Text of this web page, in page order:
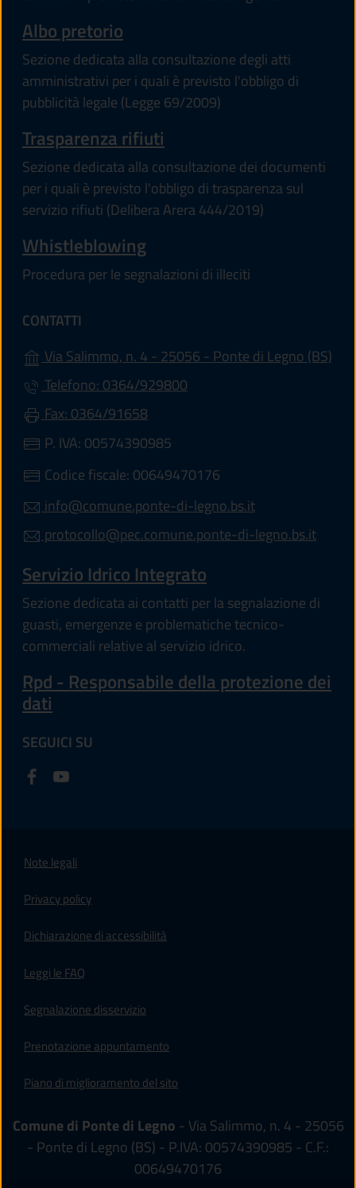
Albo pretorio
Sezione dedicata alla consultazione degli atti
amministrativi per i quali è previsto l'obbligo di
pubblicità legale (Legge 69/2009)
Trasparenza rifiuti
Sezione dedicata alla consultazione dei documenti
per i quali è previsto l'obbligo di trasparenza sul
servizio rifiuti (Delibera Arera 444/2019)
Whistleblowing
Procedura per le segnalazioni di illeciti
CONTATTI
Via Salimmo, n. 4 - 25056 - Ponte di Legno (BS)
Telefono: 0364/929800
Fax: 0364/91658
P. IVA: 00574390985
Codice fiscale: 00649470176
info@comune.ponte-di-legno.bs.it
protocollo@pec.comune.ponte-di-legno.bs.it
Servizio Idrico Integrato
Sezione dedicata ai contatti per la segnalazione di
guasti, emergenze e problematiche tecnico-
commerciali relative al servizio idrico.
Rpd - Responsabile della protezione dei
dati
SEGUICI SU
Note legali
Privacy policy
Dichiarazione di accessibilità
Leggi le FAQ
Segnalazione disservizio
Prenotazione appuntamento
Piano di miglioramento del sito
Comune di Ponte di Legno - Via Salimmo, n. 4 - 25056
- Ponte di Legno (BS) - P.IVA: 00574390985 - C.F.:
00649470176